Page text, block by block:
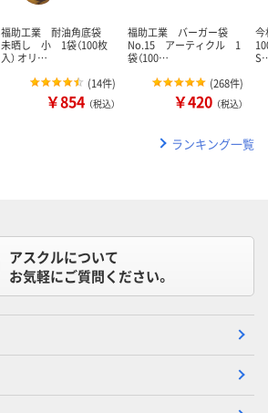
福助工業 耐油角底袋
未晒し 小 1袋（100枚
入） オリ…
(14件)
￥854 （税込）
福助工業 バーガー袋
No.15 アーティクル 1
袋（100…
(268件)
￥420 （税込）
今
ランキング一覧
アスクルについて
お気軽にご質問ください。